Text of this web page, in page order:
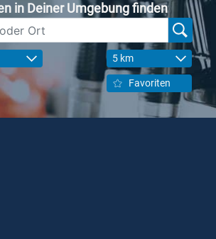
in Deiner Umgebung finden
5 km
Favoriten